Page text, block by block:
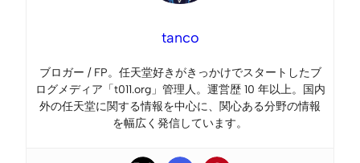
tanco
ブロガー / FP。任天堂好きがきっかけでスタートしたブ
ログメディア「t011.org」管理人。運営歴 10 年以上。国内
外の任天堂に関する情報を中心に、関心ある分野の情報
を幅広く発信しています。